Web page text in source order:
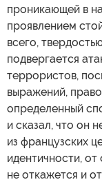
проникающей в
проявлением
всего,
подвергается
террористов,
выражений,
определенный
и сказал, что он
из французских
идентичности,
не откажется и